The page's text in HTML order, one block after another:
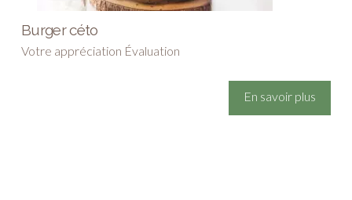
Burger céto
Votre appréciation Évaluation
En savoir plus